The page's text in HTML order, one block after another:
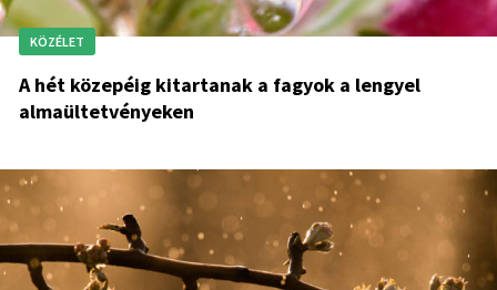
KÖZÉLET
A hét közepéig kitartanak a fagyok a lengyel
almaültetvényeken